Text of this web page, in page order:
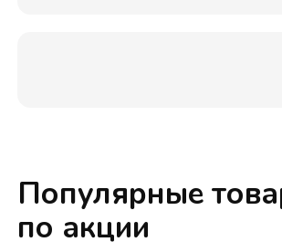
Популярные
по акции